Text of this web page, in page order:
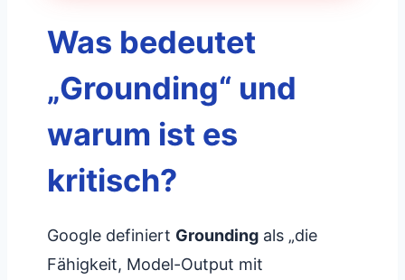
Was bedeutet
„Grounding“ und
warum ist es
kritisch?
Google definiert Grounding als „die
Fähigkeit, Model-Output mit